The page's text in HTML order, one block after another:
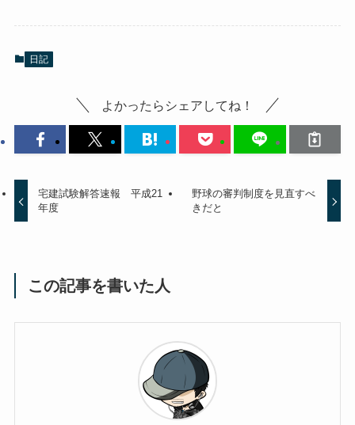
日記
よかったらシェアしてね！
宅建試験解答速報 平成21
年度
野球の審判制度を見直すべ
きだと
この記事を書いた人